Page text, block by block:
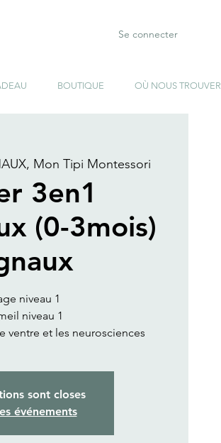
Se connecter
BOUTIQUE OÙ NOUS TROUVER
Mon Tipi Montessori
3en1
(0-3mois)
niveau 1
niveau 1
ventre et les neurosciences
sont closes
événements